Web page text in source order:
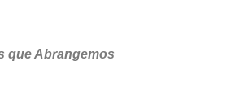
que Abrangemos